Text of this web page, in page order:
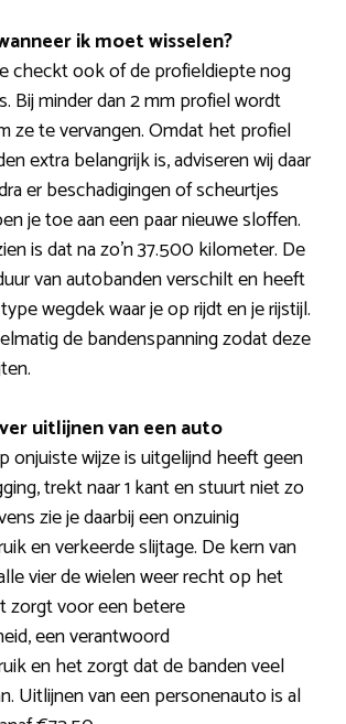
ik moet wisselen?
checkt ook of de profieldiepte nog
Bij minder dan 2 mm profiel wordt
ze te vervangen. Omdat het profiel
extra belangrijk is, adviseren wij daar
er beschadigingen of scheurtjes
je toe aan een paar nieuwe sloffen.
is dat na zo’n 37.500 kilometer. De
van autobanden verschilt en heeft
wegdek waar je op rijdt en je rijstijl.
de bandenspanning zodat deze
uitlijnen van een auto
onjuiste wijze is uitgelijnd heeft geen
trekt naar 1 kant en stuurt niet zo
zie je daarbij een onzuinig
en verkeerde slijtage. De kern van
vier de wielen weer recht op het
zorgt voor een betere
een verantwoord
en het zorgt dat de banden veel
Uitlijnen van een personenauto is al